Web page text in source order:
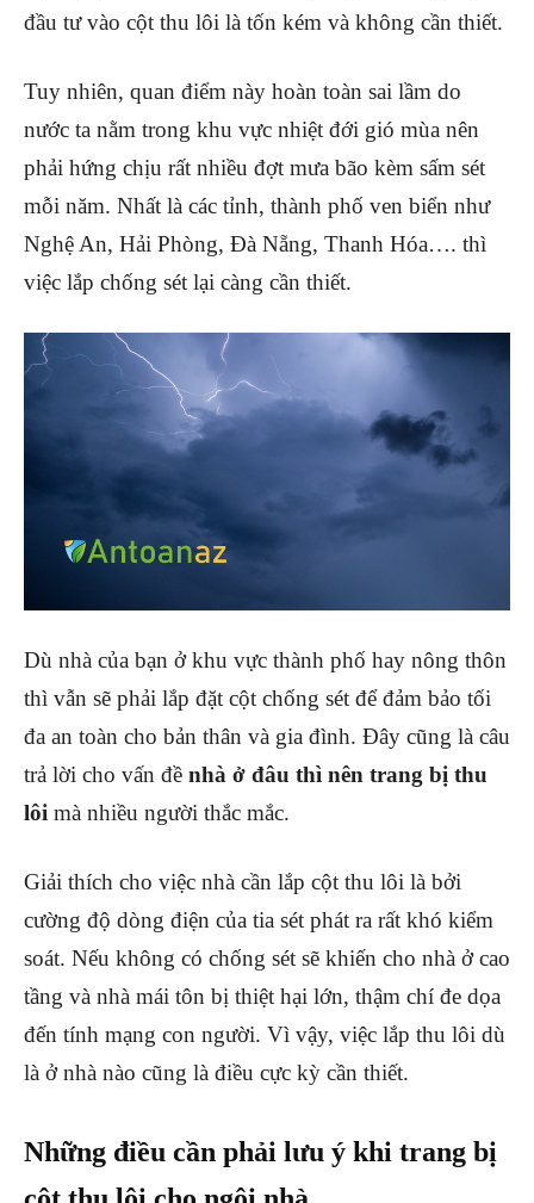
đầu tư vào cột thu lôi là tốn kém và không cần thiết.
Tuy nhiên, quan điểm này hoàn toàn sai lầm do
nước ta nằm trong khu vực nhiệt đới gió mùa nên
phải hứng chịu rất nhiều đợt mưa bão kèm sấm sét
mỗi năm. Nhất là các tỉnh, thành phố ven biển như
Nghệ An, Hải Phòng, Đà Nẵng, Thanh Hóa…. thì
việc lắp chống sét lại càng cần thiết.
Dù nhà của bạn ở khu vực thành phố hay nông thôn
thì vẫn sẽ phải lắp đặt cột chống sét để đảm bảo tối
đa an toàn cho bản thân và gia đình. Đây cũng là câu
trả lời cho vấn đề nhà ở đâu thì nên trang bị thu
lôi mà nhiều người thắc mắc.
Giải thích cho việc nhà cần lắp cột thu lôi là bởi
cường độ dòng điện của tia sét phát ra rất khó kiểm
soát. Nếu không có chống sét sẽ khiến cho nhà ở cao
tầng và nhà mái tôn bị thiệt hại lớn, thậm chí đe dọa
đến tính mạng con người. Vì vậy, việc lắp thu lôi dù
là ở nhà nào cũng là điều cực kỳ cần thiết.
Những điều cần phải lưu ý khi trang bị